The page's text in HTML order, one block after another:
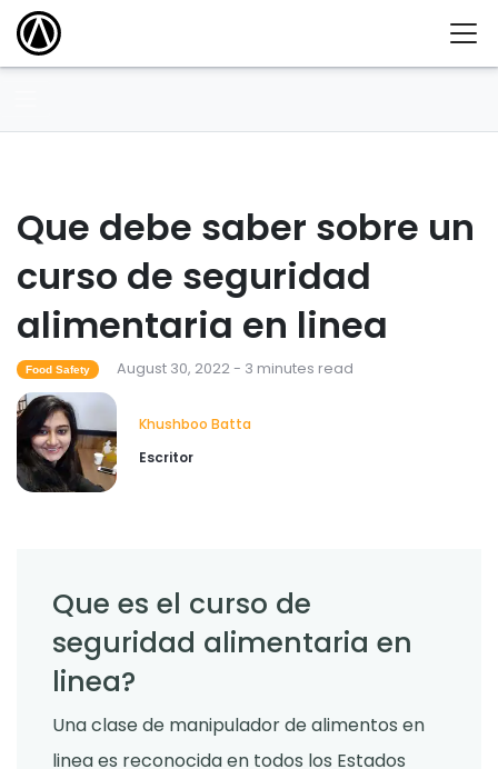
Que debe saber sobre un
curso de seguridad
alimentaria en linea
Food Safety August 30, 2022 - 3 minutes read
Khushboo Batta
Escritor
Que es el curso de
seguridad alimentaria en
linea?
Una clase de manipulador de alimentos en
linea es reconocida en todos los Estados